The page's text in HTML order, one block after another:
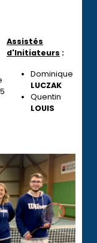
Assistés
d'Initiateurs :
Dominique
LUCZAK
Quentin
LOUIS